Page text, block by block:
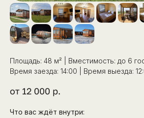
Площадь: 48 м² | Вместимость: до 6
Время заезда: 14:00 | Время выезда:
от 12 000 р.
Что вас ждёт внутри: